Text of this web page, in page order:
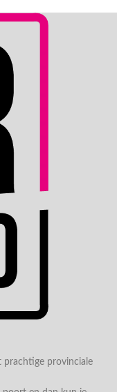
prachtige provinciale